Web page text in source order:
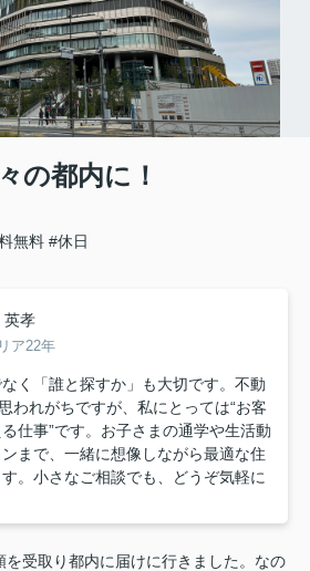
の都内に！
無料 #休日
英孝
ア22年
く「誰と探すか」も大切です。不動
われがちですが、私にとっては“お客
仕事”です。お子さまの通学や生活動
まで、一緒に想像しながら最適な住
。小さなご相談でも、どうぞ気軽に
受取り都内に届けに行きました。なの